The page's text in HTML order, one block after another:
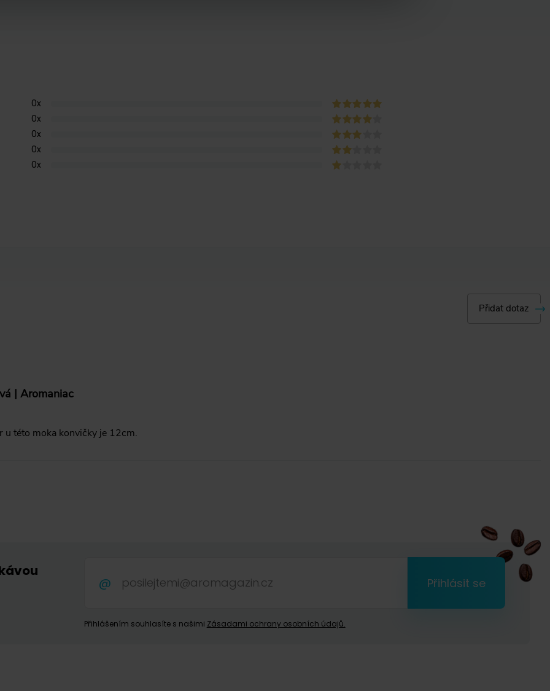
0x
0x
0x
0x
0x
Přidat dotaz
| Aromaniac
u této moka konvičky je 12cm.
Přihlásit se
Přihlášením souhlasíte s našimi Zásadami ochrany osobních údajů.